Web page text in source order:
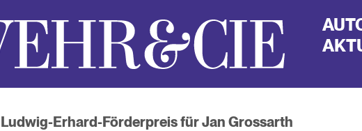
Ludwig-Erhard-Förderpreis für Jan Grossarth